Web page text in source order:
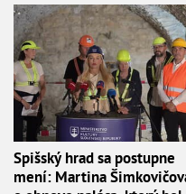
Spišský hrad sa postupne
mení: Martina